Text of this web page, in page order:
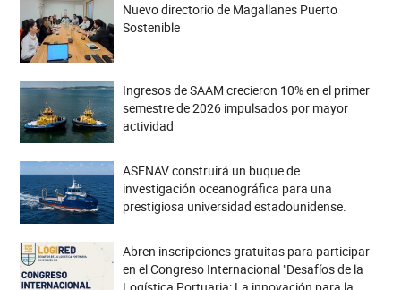
Nuevo directorio de Magallanes Puerto
Sostenible
Ingresos de SAAM crecieron 10% en el primer
semestre de 2026 impulsados por mayor
actividad
ASENAV construirá un buque de
investigación oceanográfica para una
prestigiosa universidad estadounidense.
Abren inscripciones gratuitas para participar
en el Congreso Internacional "Desafíos de la